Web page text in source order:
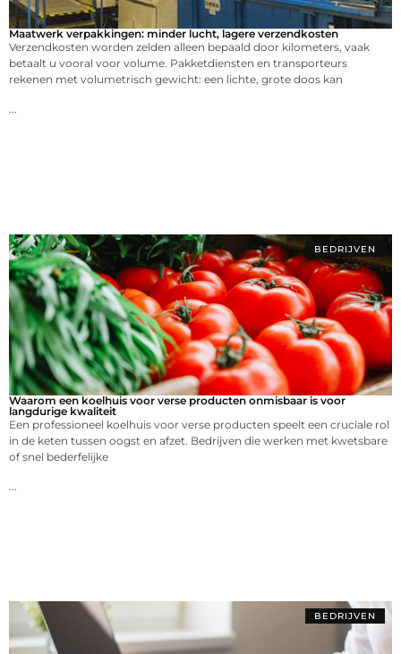
Maatwerk verpakkingen: minder lucht, lagere verzendkosten
Verzendkosten worden zelden alleen bepaald door kilometers, vaak
betaalt u vooral voor volume. Pakketdiensten en transporteurs
rekenen met volumetrisch gewicht: een lichte, grote doos kan
BEDRIJVEN
Waarom een koelhuis voor verse producten onmisbaar is voor
langdurige kwaliteit
Een professioneel koelhuis voor verse producten speelt een cruciale rol
in de keten tussen oogst en afzet. Bedrijven die werken met kwetsbare
of snel bederfelijke
BEDRIJVEN